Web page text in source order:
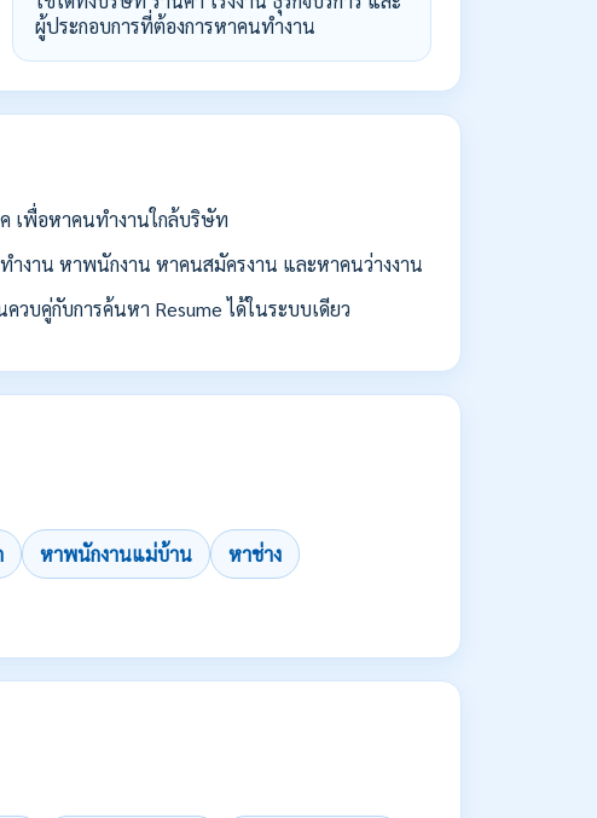
ผู้ประกอบการที่ต้องการหาคนทำงาน
เพื่อหาคนทำงานใกล้บริษัท
ำงาน หาพนักงาน หาคนสมัครงาน และหาคนว่างงาน
วบคู่กับการค้นหา Resume ได้ในระบบเดียว
หาพนักงานแม่บ้าน
หาช่าง